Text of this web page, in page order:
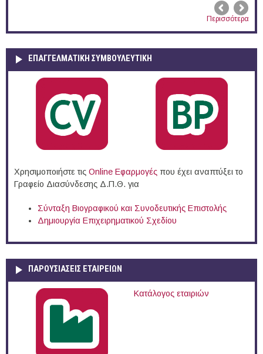
Περισσότερα
ΕΠΑΓΓΕΛΜΑΤΙΚΉ ΣΥΜΒΟΥΛΕΥΤΙΚΉ
Χρησιμοποιήστε τις Online Eφαρμογές που έχει αναπτύξει το
Γραφείο Διασύνδεσης Δ.Π.Θ. για
Σύνταξη Βιογραφικού και Συνοδευτικής Επιστολής
Δημιουργία Επιχειρηματικού Σχεδίου
ΠΑΡΟΥΣΙΆΣΕΙΣ ΕΤΑΙΡΕΙΏΝ
Κατάλογος εταιριών